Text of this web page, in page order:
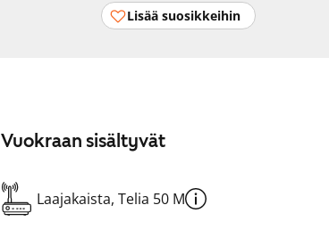
Lisää suosikkeihin
Vuokraan sisältyvät
Laajakaista, Telia 50 M